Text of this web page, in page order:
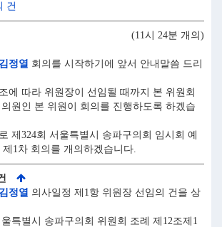
건
(11시 24분 개의)
김정열 회의를 시작하기에 앞서 안내말씀 드리
에 따라 위원장이 선임될 때까지 본 위원회
원인 본 위원이 회의를 진행하도록 하겠습
제324회 서울특별시 송파구의회 임시회 예
1차 회의를 개의하겠습니다.
김정열 의사일정 제1항 위원장 선임의 건을 상
특별시 송파구의회 위원회 조례 제12조제1